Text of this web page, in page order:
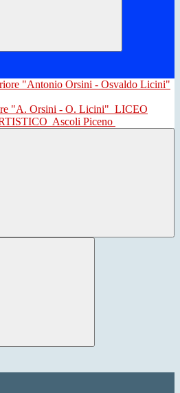
"A. Orsini - O. Licini" LICEO
Ascoli Piceno